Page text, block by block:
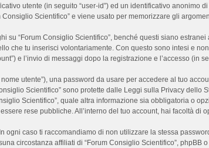
utente (in seguito “user-id”) ed un identificativo anonimo
Scientifico” e viene usato per memorizzare gli
su “Forum Consiglio Scientifico”, benché questi siano
che tu inserisci volontariamente. Con questo sono intesi e
e l’invio di messaggi dopo la registrazione e l’accesso (in
utente”), una password da usare per accedere al tuo
Scientifico” sono protette dalle Leggi sulla Privacy
Scientifico”, quale altra informazione sia obbligatoria o
rese pubbliche. All’interno del tuo account, hai facoltà di
caso ti raccomandiamo di non utilizzare la stessa
circostanza affiliati di “Forum Consiglio Scientifico”,